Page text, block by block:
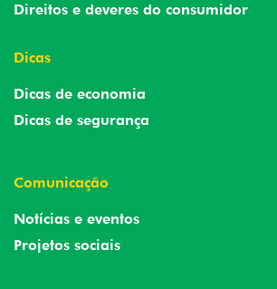
Direitos e deveres do consumidor
Dicas
Dicas de economia
Dicas de segurança
Comunicação
Notícias e eventos
Projetos sociais